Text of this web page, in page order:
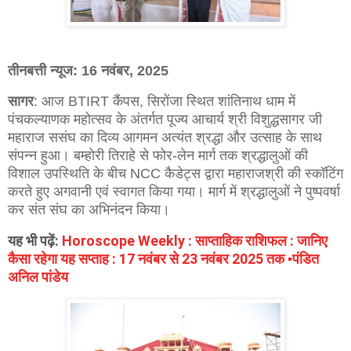
तीनबत्ती न्यूज: 16 नवंबर, 2025
सागर: आज BTIRT कैंपस, सिरोंजा स्थित शांतिनाथ धाम में
पंचकल्याणक महोत्सव के अंतर्गत पूज्य आचार्य श्री विशुद्धसागर जी
महाराज ससंघ का दिव्य आगमन अत्यंत श्रद्धा और उत्साह के साथ
संपन्न हुआ। बम्होरी तिराहे से फोर-लेन मार्ग तक श्रद्धालुओं की
विशाल उपस्थिति के बीच NCC कैडेट्स द्वारा महाराजश्री की स्कॉटिंग
करते हुए अगवानी एवं स्वागत किया गया। मार्ग में श्रद्धालुओं ने पुष्पवर्षा
कर संत संघ का अभिनंदन किया।
यह भी पढ़ें: Horoscope Weekly : साप्ताहिक राशिफल : जानिए
कैसा रहेगा यह सप्ताह : 17 नवंबर से 23 नवंबर 2025 तक ▪️पंडित
अनिल पांडेय